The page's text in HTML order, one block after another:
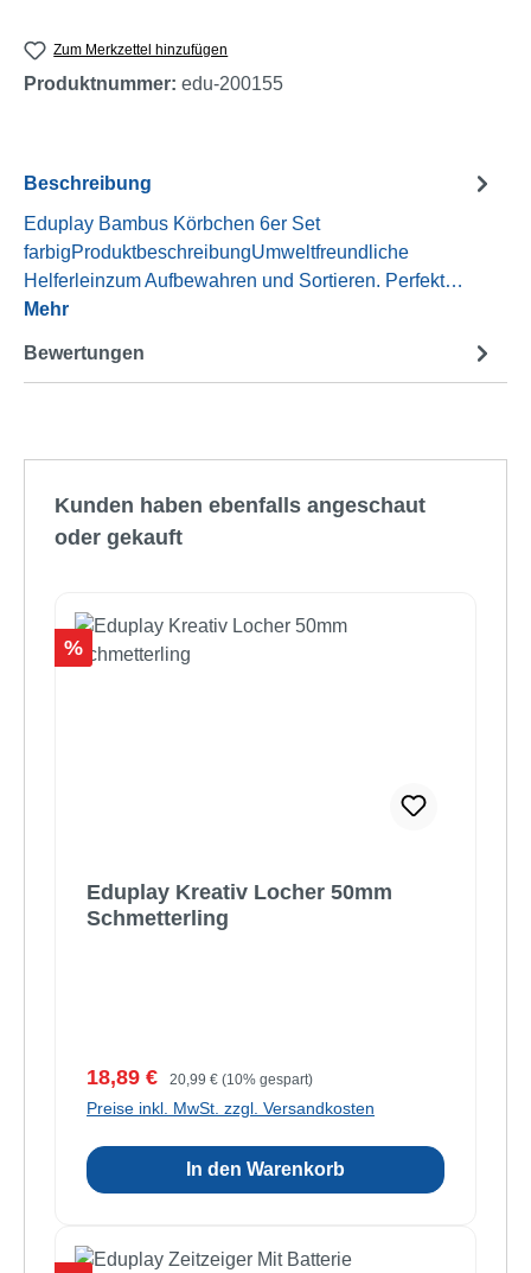
Zum Merkzettel hinzufügen
Produktnummer: edu-200155
Beschreibung
Eduplay Bambus Körbchen 6er Set
farbigProduktbeschreibungUmweltfreundliche
Helferleinzum Aufbewahren und Sortieren. Perfekt…
Mehr
Bewertungen
Kunden haben ebenfalls angeschaut
oder gekauft
Rabatt
%
Eduplay Kreativ Locher 50mm
Schmetterling
Verkaufspreis:
18,89 € Regulärer Preis:
20,99 € (10% gespart)
Preise inkl. MwSt. zzgl. Versandkosten
In den Warenkorb